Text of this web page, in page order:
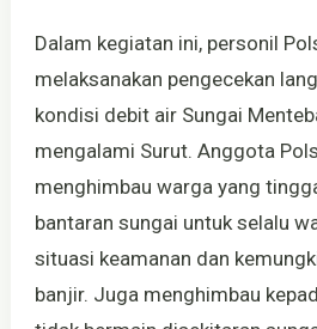
Dalam kegiatan ini, personil
melaksanakan pengecekan
kondisi debit air Sungai
mengalami Surut. Anggota
menghimbau warga yang
bantaran sungai untuk selalu
situasi keamanan dan
banjir. Juga menghimbau